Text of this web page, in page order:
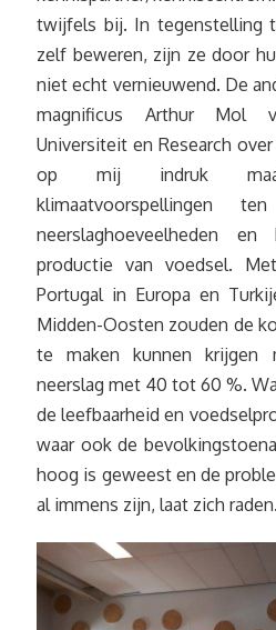
twijfels bij. In tegenstelling
zelf beweren, zijn ze door
niet echt vernieuwend. De
magnificus Arthur Mol
Universiteit en Research
op mij indruk
klimaatvoorspellingen
neerslaghoeveelheden
productie van voedsel.
Portugal in Europa en
Midden-Oosten zouden de
te maken kunnen krijgen
neerslag met 40 tot 60 %.
de leefbaarheid en
waar ook de
hoog is geweest en de
al immens zijn, laat zich raden.